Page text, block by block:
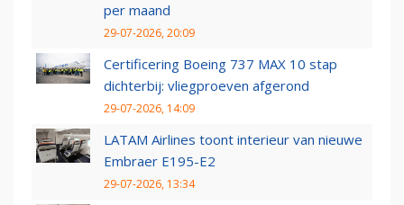
per maand
29-07-2026, 20:09
Certificering Boeing 737 MAX 10 stap
dichterbij: vliegproeven afgerond
29-07-2026, 14:09
LATAM Airlines toont interieur van nieuwe
Embraer E195-E2
29-07-2026, 13:34